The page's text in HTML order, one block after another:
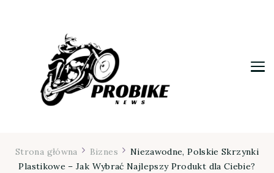
Strona główna Biznes
Niezawodne, Polskie Skrzynki
Plastikowe – Jak Wybrać Najlepszy Produkt dla Ciebie?